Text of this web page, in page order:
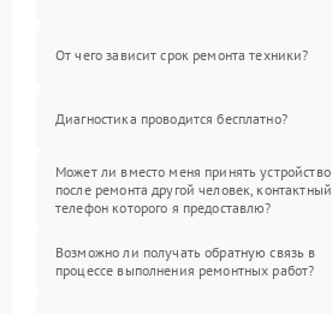
От чего зависит срок ремонта техники?
Диагностика проводится бесплатно?
Может ли вместо меня принять устройство
после ремонта другой человек, контактный
телефон которого я предоставлю?
Возможно ли получать обратную связь в
процессе выполнения ремонтных работ?